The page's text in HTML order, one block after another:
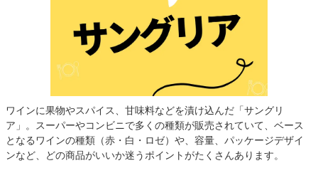
ワインに果物やスパイス、甘味料などを漬け込んだ「サングリ
ア」。スーパーやコンビニで多くの種類が販売されていて、ベース
となるワインの種類（赤・白・ロゼ）や、容量、パッケージデザイ
ンなど、どの商品がいいか迷うポイントがたくさんあります。